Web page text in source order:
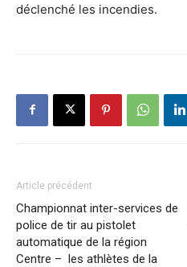
déclenché les incendies.
Article précédent
Championnat inter-services de
police de tir au pistolet
automatique de la région
Centre – les athlètes de la